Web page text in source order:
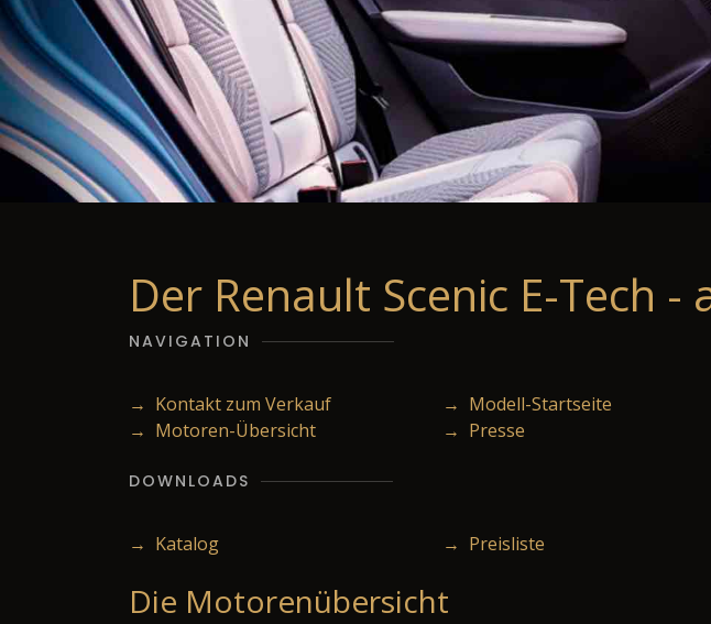
Der Renault Scenic E-Tech -
NAVIGATION
→ Kontakt zum Verkauf → Modell-Startseite
→ Motoren-Übersicht
→ Presse
DOWNLOADS
→ Katalog → Preisliste
Die Motorenübersicht